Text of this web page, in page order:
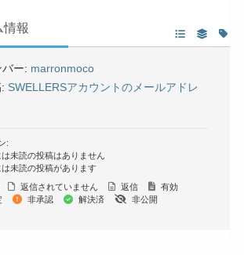
情報
ー: marronmoco
SWELLERSアカウントのメールアドレ
:
未読の投稿はありません
未読の投稿があります
返信されていません 返信
有効
非承認 解決済
非公開